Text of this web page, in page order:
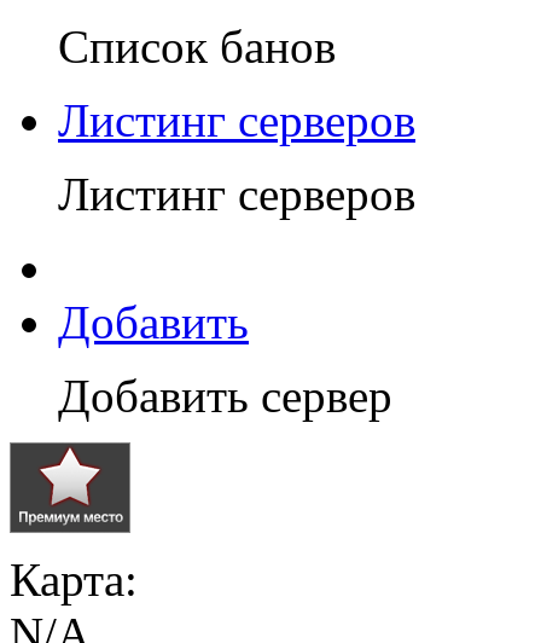
Список банов
Листинг серверов
Листинг серверов
Добавить
Добавить сервер
Карта: